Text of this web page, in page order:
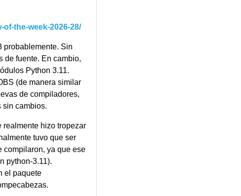
tienen
the-week-2026-28/
probablemente. Sin
de fuente. En cambio,
Python 3.11.
(de manera similar
de compiladores,
sin cambios.
realmente hizo tropezar
tuvo que ser
compilaron, ya que ese
python-3.11).
el paquete